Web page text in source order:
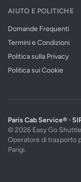
AIUTO E POLITICHE
Domande Frequenti
Termini e Condizioni
Politica sulla Privacy
Politica sui Cookie
Paris Cab Service® ·
© 2026 Easy Go
Operatore di trasporto
Parigi.